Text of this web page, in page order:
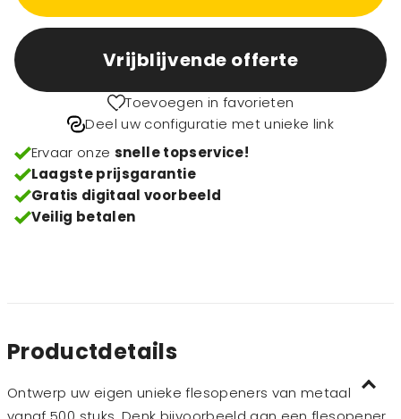
Vrijblijvende offerte
Toevoegen in favorieten
Deel uw configuratie met unieke link
Ervaar onze snelle topservice!
Laagste prijsgarantie
Gratis digitaal voorbeeld
Veilig betalen
Productdetails
Ontwerp uw eigen unieke flesopeners van metaal